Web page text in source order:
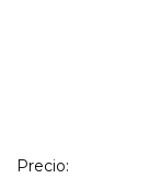
Precio: